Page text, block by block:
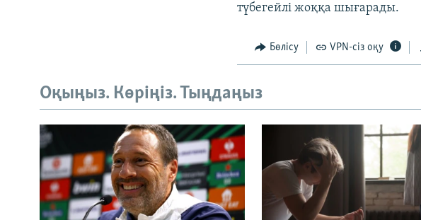
түбегейлі жоққа шығарады.
Бөлісу VPN-сіз оқу
Оқыңыз. Көріңіз. Тыңдаңыз